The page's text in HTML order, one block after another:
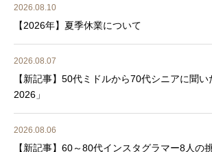
2026.08.10
【2026年】夏季休業について
2026.08.07
【新記事】50代ミドルから70代シニアに聞
2026」
2026.08.06
【新記事】60～80代インスタグラマー8人の